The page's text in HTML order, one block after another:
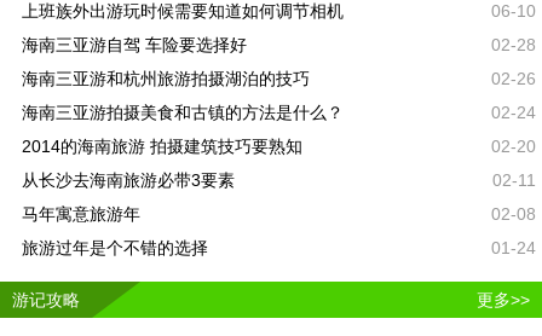
上班族外出游玩时候需要知道如何调节相机
06-10
海南三亚游自驾 车险要选择好
02-28
海南三亚游和杭州旅游拍摄湖泊的技巧
02-26
海南三亚游拍摄美食和古镇的方法是什么？
02-24
2014的海南旅游 拍摄建筑技巧要熟知
02-20
从长沙去海南旅游必带3要素
02-11
马年寓意旅游年
02-08
旅游过年是个不错的选择
01-24
游记攻略 更多>>